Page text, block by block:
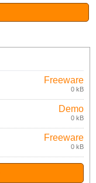
Freeware
0 kB
Demo
0 kB
Freeware
0 kB